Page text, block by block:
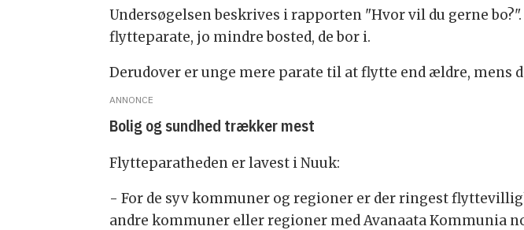
Undersøgelsen beskrives i rapporten "Hvor vil du gerne
flytteparate, jo mindre bosted, de bor i.
Derudover er unge mere parate til at flytte end ældre, mens
ANNONCE
Bolig og sundhed trækker mest
Flytteparatheden er lavest i Nuuk:
- For de syv kommuner og regioner er der ringest
andre kommuner eller regioner med Avanaata Kommunia